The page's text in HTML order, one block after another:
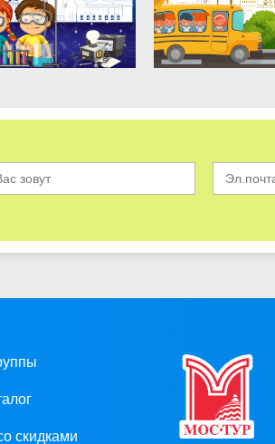
скидками